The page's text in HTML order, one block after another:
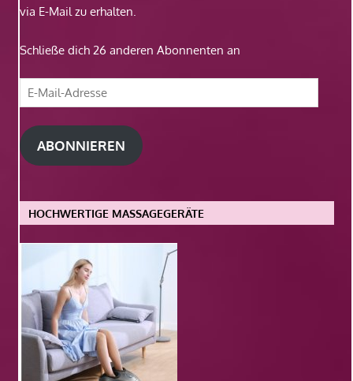
via E-Mail zu erhalten.
Schließe dich 26 anderen Abonnenten an
E-
Mail-
Adresse
ABONNIEREN
HOCHWERTIGE MASSAGEGERÄTE